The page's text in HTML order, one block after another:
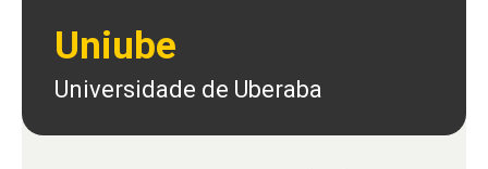
Uniube
Universidade de Uberaba